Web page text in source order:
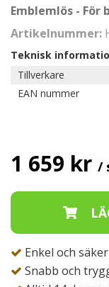
Emblemlös -
Artikelnummer:
Teknisk
Tillverkare
EAN nummer
1 659 kr /
Enkel och
Snabb och